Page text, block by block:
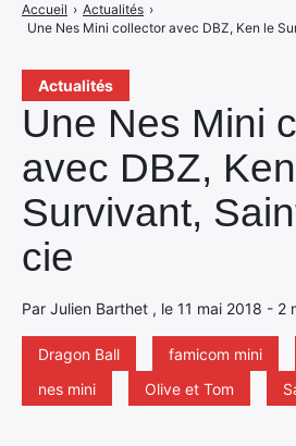
Actualités
Une Nes Mini
avec DBZ,
Survivant,
cie
Par Julien Barthet , le 11 mai 2018 - 2
Dragon Ball famicom mini
nes mini
Olive et Tom
Accueil › Actualités ›
Une Nes Mini collector avec DBZ, Ken le